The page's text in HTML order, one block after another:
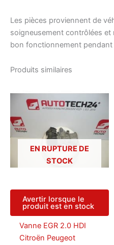
Les pièces proviennent de
soigneusement contrôlées
bon fonctionnement pendant
Produits similaires
EN RUPTURE DE
STOCK
Avertir lorsque le
produit est en stock
Vanne EGR 2.0 HDI
Citroën Peugeot